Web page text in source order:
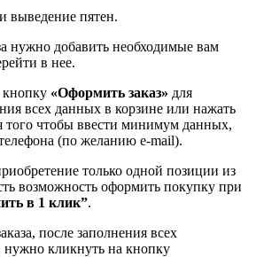
выведение пятен.
нужно добавить необходимые вам
в нее.
«Оформить заказ» для
всех данных в корзине или нажать
того чтобы ввести минимум данных,
(по желанию e-mail).
только одной позиции из
возможность оформить покупку при
в 1 клик”.
после заполнения всех
кликнуть на кнопку